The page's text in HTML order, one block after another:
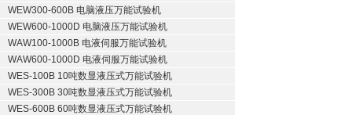
WEW300-600B 电脑液压万能试验机
WEW600-1000D 电脑液压万能试验机
WAW100-1000B 电液伺服万能试验机
WAW600-1000D 电液伺服万能试验机
WES-100B 10吨数显液压式万能试验机
WES-300B 30吨数显液压式万能试验机
WES-600B 60吨数显液压式万能试验机